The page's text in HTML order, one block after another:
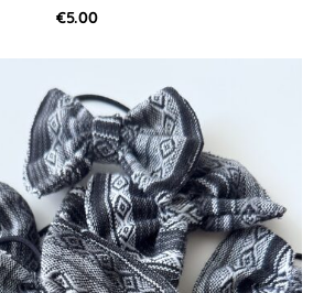
€5.00